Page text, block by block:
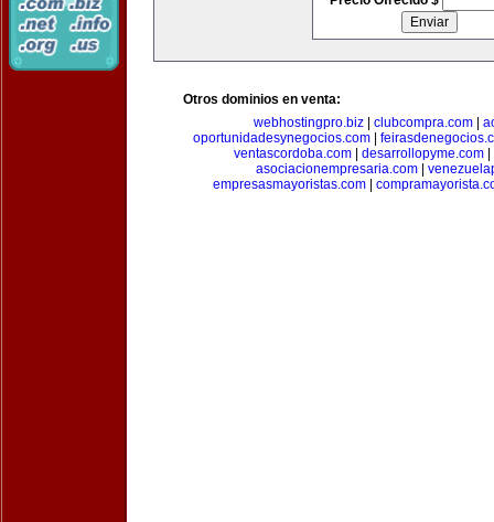
Otros dominios en venta:
webhostingpro.biz| clubcompra.com|
oportunidadesynegocios.com|
ventascordoba.com| desarrollopyme.com|
asociacionempresaria.com
empresasmayoristas.com|